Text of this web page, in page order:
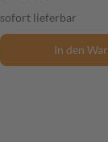
sofort lieferbar
In den